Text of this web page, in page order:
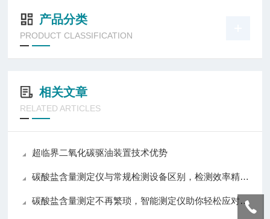
产品分类
PRODUCT CLASSIFICATION
相关文章
RELATED ARTICLES
超临界二氧化碳驱油装置技术优势
碳酸盐含量测定仪与常规检测设备区别，检测效率精准度操作对比分析
碳酸盐含量测定不再繁琐，智能测定仪助你轻松应对各种挑战！